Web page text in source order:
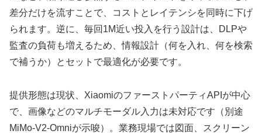
差分だけを流すことで、コストとレイテンシを同時に下げ
られます。逆に、毎回1M近い投入を行う設計は、DLPや
監査の負荷も増えるため、情報設計（何を入れ、何を検索
で補うか）とセットで最適化が必要です。
提供形態は現状、XiaomiのファーストパーティAPIが中心
で、画像などのマルチモーダル入力は未対応です（別途
MiMo-V2-Omniが示唆）。業務現場では図面、スクリーン